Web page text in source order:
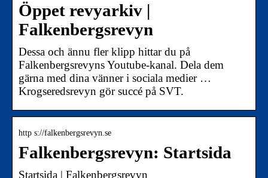
Öppet revyarkiv |
Falkenbergsrevyn
Dessa och ännu fler klipp hittar du på
Falkenbergsrevyns Youtube-kanal. Dela dem
gärna med dina vänner i sociala medier …
Krogseredsrevyn gör succé på SVT.
http s://falkenbergsrevyn.se
Falkenbergsrevyn: Startsida
Startsida | Falkenbergsrevyn